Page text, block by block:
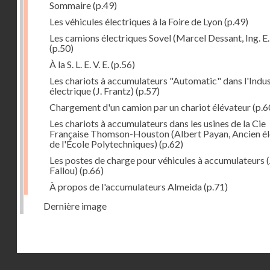
Sommaire(p.49)
Les véhicules électriques à la Foire de Lyon(p.49)
Les camions électriques Sovel (Marcel Dessant, Ing. E.
(p.50)
À la S. L. E. V. E. (p.56)
Les chariots à accumulateurs "Automatic" dans
électrique (J. Frantz) (p.57)
Chargement d'un camion par un chariot élévateur
Les chariots à accumulateurs dans les usines de la Cie
Française Thomson-Houston (Albert Payan, Ancien
de l'École Polytechniques) (p.62)
Les postes de charge pour véhicules à accumulateurs
Fallou) (p.66)
À propos de l'accumulateurs Almeida(p.71)
Dernière image